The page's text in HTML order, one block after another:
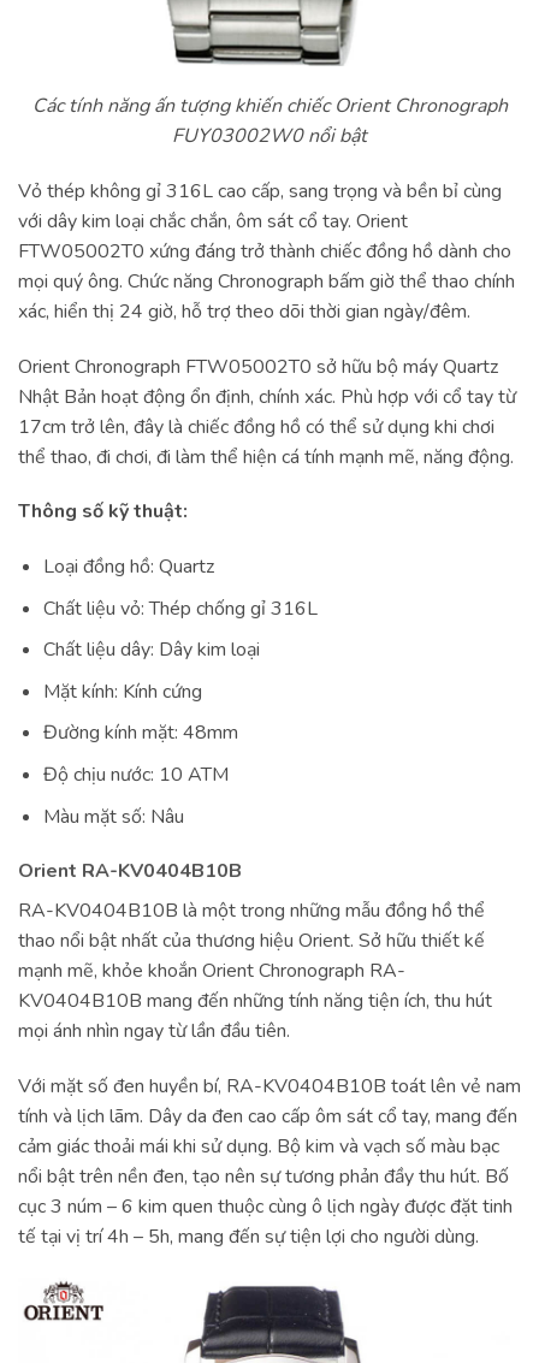
Các tính năng ấn tượng khiến chiếc Orient Chronograph
FUY03002W0 nổi bật
Vỏ thép không gỉ 316L cao cấp, sang trọng và bền bỉ cùng
với dây kim loại chắc chắn, ôm sát cổ tay. Orient
FTW05002T0 xứng đáng trở thành chiếc đồng hồ dành cho
mọi quý ông. Chức năng Chronograph bấm giờ thể thao chính
xác, hiển thị 24 giờ, hỗ trợ theo dõi thời gian ngày/đêm.
Orient Chronograph FTW05002T0 sở hữu bộ máy Quartz
Nhật Bản hoạt động ổn định, chính xác. Phù hợp với cổ tay từ
17cm trở lên, đây là chiếc đồng hồ có thể sử dụng khi chơi
thể thao, đi chơi, đi làm thể hiện cá tính mạnh mẽ, năng động.
Thông số kỹ thuật:
Loại đồng hồ: Quartz
Chất liệu vỏ: Thép chống gỉ 316L
Chất liệu dây: Dây kim loại
Mặt kính: Kính cứng
Đường kính mặt: 48mm
Độ chịu nước: 10 ATM
Màu mặt số: Nâu
Orient RA-KV0404B10B
RA-KV0404B10B là một trong những mẫu đồng hồ thể
thao nổi bật nhất của thương hiệu Orient. Sở hữu thiết kế
mạnh mẽ, khỏe khoắn Orient Chronograph RA-
KV0404B10B mang đến những tính năng tiện ích, thu hút
mọi ánh nhìn ngay từ lần đầu tiên.
Với mặt số đen huyền bí, RA-KV0404B10B toát lên vẻ nam
tính và lịch lãm. Dây da đen cao cấp ôm sát cổ tay, mang đến
cảm giác thoải mái khi sử dụng. Bộ kim và vạch số màu bạc
nổi bật trên nền đen, tạo nên sự tương phản đầy thu hút. Bố
cục 3 núm – 6 kim quen thuộc cùng ô lịch ngày được đặt tinh
tế tại vị trí 4h – 5h, mang đến sự tiện lợi cho người dùng.